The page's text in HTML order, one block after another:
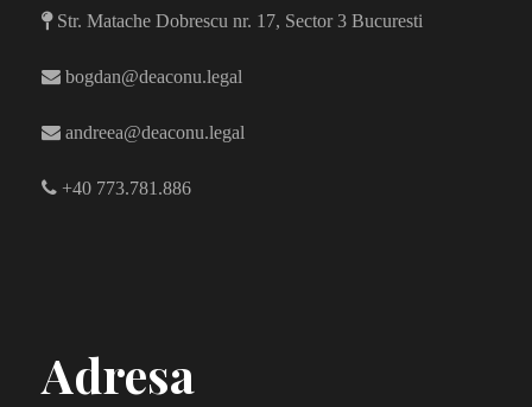
Str. Matache Dobrescu nr. 17, Sector 3 Bucuresti
bogdan@deaconu.legal
andreea@deaconu.legal
+40 773.781.886
Adresa